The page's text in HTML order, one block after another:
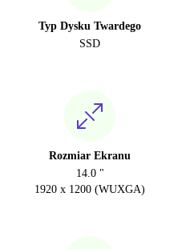
Typ Dysku Twardego
SSD
Rozmiar Ekranu
14.0 "
1920 x 1200 (WUXGA)